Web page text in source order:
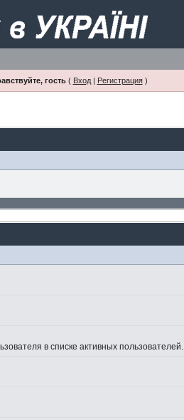
гость( Вход| Регистрация)
в списке активных пользователей.